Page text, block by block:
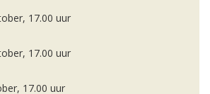
17.00 uur
17.00 uur
17.00 uur